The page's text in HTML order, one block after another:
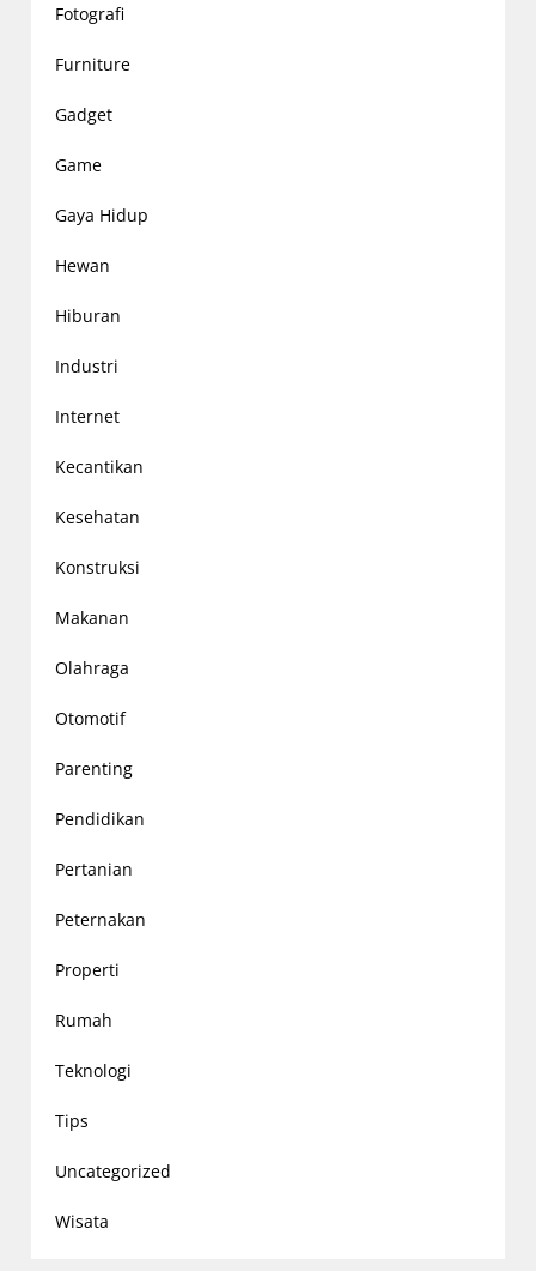
Fotografi
Furniture
Gadget
Game
Gaya Hidup
Hewan
Hiburan
Industri
Internet
Kecantikan
Kesehatan
Konstruksi
Makanan
Olahraga
Otomotif
Parenting
Pendidikan
Pertanian
Peternakan
Properti
Rumah
Teknologi
Tips
Uncategorized
Wisata